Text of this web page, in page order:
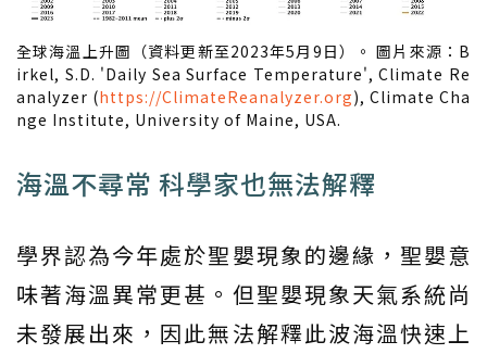
全球海溫上升圖（資料更新至2023年5月9日）。 圖片來源：B
irkel, S.D. 'Daily Sea Surface Temperature', Climate Re
analyzer (https://ClimateReanalyzer.org), Climate Cha
nge Institute, University of Maine, USA.
海溫不尋常 科學家也無法解釋
學界認為今年處於聖嬰現象的邊緣，聖嬰意
味著海溫異常更甚。但聖嬰現象天氣系統尚
未發展出來，因此無法解釋此波海溫快速上